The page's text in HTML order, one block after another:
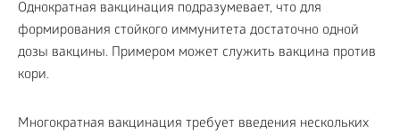
Однократная вакцинация подразумевает, что для
формирования стойкого иммунитета достаточно одной
дозы вакцины. Примером может служить вакцина против
кори.
Многократная вакцинация требует введения нескольких